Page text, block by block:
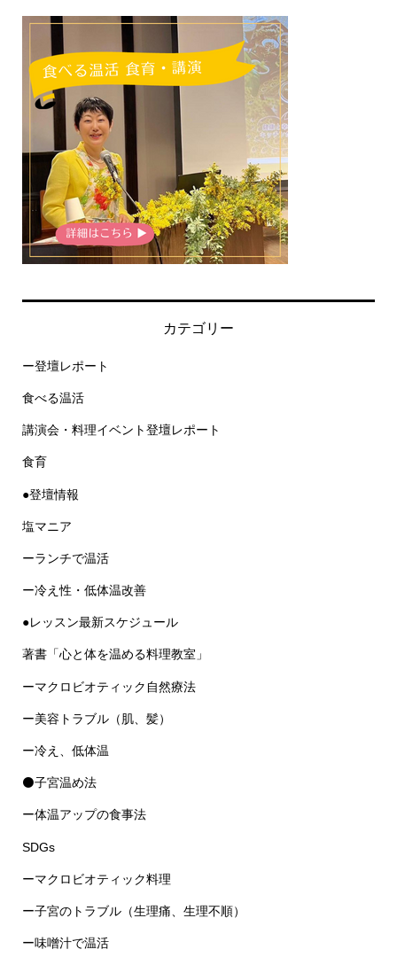
カテゴリー
ー登壇レポート
食べる温活
講演会・料理イベント登壇レポート
食育
●登壇情報
塩マニア
ーランチで温活
ー冷え性・低体温改善
●レッスン最新スケジュール
著書「心と体を温める料理教室」
ーマクロビオティック自然療法
ー美容トラブル（肌、髪）
ー冷え、低体温
⚫子宮温め法
ー体温アップの食事法
SDGs
ーマクロビオティック料理
ー子宮のトラブル（生理痛、生理不順）
ー味噌汁で温活